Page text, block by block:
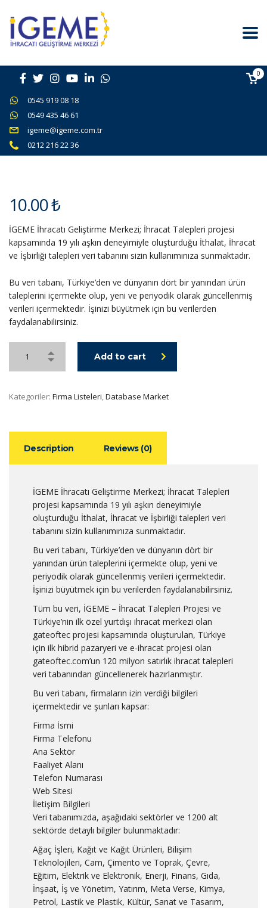
0545 919 08 18
0549 435 46 61
igeme@igeme.com.tr
0212 216 22 36
0
10.00₺
İGEME İhracatı Geliştirme Merkezi; İhracat Talepleri projesi
kapsamında 19 yılı aşkın deneyimiyle oluşturduğu İthalat, İhracat
ve İşbirliği talepleri veri tabanını sizin kullanımınıza sunmaktadır.
Bu veri tabanı, Türkiye’den ve dünyanın dört bir yanından ürün
taleplerini içermekte olup, yeni ve periyodik olarak güncellenmiş
verileri içermektedir. İşinizi büyütmek için bu verilerden
faydalanabilirsiniz.
Add to cart
Kategoriler: Firma Listeleri,Database Market
Description Reviews (0)
İGEME İhracatı Geliştirme Merkezi; İhracat Talepleri
projesi kapsamında 19 yılı aşkın deneyimiyle
oluşturduğu İthalat, İhracat ve İşbirliği talepleri veri
tabanını sizin kullanımınıza sunmaktadır.
Bu veri tabanı, Türkiye’den ve dünyanın dört bir
yanından ürün taleplerini içermekte olup, yeni ve
periyodik olarak güncellenmiş verileri içermektedir.
İşinizi büyütmek için bu verilerden faydalanabilirsiniz.
Tüm bu veri, İGEME – İhracat Talepleri Projesi ve
Türkiye’nin ilk özel yurtdışı ihracat merkezi olan
gateoftec projesi kapsamında oluşturulan, Türkiye
için ilk hibrid pazaryeri ve e-ihracat projesi olan
gateoftec.com’un 120 milyon satırlık ihracat talepleri
veri tabanından güncellenerek hazırlanmıştır.
Bu veri tabanı, firmaların izin verdiği bilgileri
içermektedir ve şunları kapsar:
Firma İsmi
Firma Telefonu
Ana Sektör
Faaliyet Alanı
Telefon Numarası
Web Sitesi
İletişim Bilgileri
Veri tabanımızda, aşağıdaki sektörler ve 1200 alt
sektörde detaylı bilgiler bulunmaktadır:
Ağaç İşleri, Kağıt ve Kağıt Ürünleri, Bilişim
Teknolojileri, Cam, Çimento ve Toprak, Çevre,
Eğitim, Elektrik ve Elektronik, Enerji, Finans, Gıda,
İnşaat, İş ve Yönetim, Yatırım, Meta Verse, Kimya,
Petrol, Lastik ve Plastik, Kültür, Sanat ve Tasarım,